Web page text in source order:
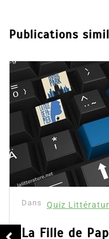
Publications
Dans Quiz
La Fille de